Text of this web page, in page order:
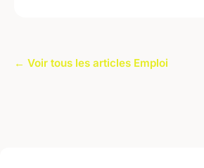
← Voir tous les articles Emploi